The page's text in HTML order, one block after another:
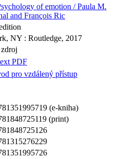
of emotion / Paula M.
and François Ric
NY : Routledge, 2017
PDF
pro vzdálený přístup
(e-kniha)
(print)